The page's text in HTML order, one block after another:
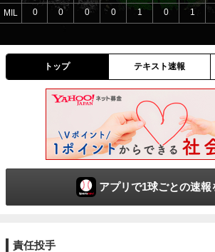
MIL
0
0 0 0 1 0 1
トップ テキスト速報
アプリで1球ごとの速報
責任投手